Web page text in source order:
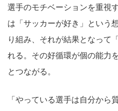
選手のモチベーションを重視
は「サッカーが好き」という
り組み、それが結果となって
れる。その好循環が個の能力
とつながる。
「やっている選手は自分から